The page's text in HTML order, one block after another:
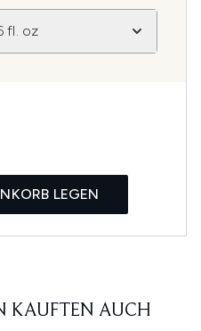
fl. oz
LEGEN
KAUFTEN AUCH